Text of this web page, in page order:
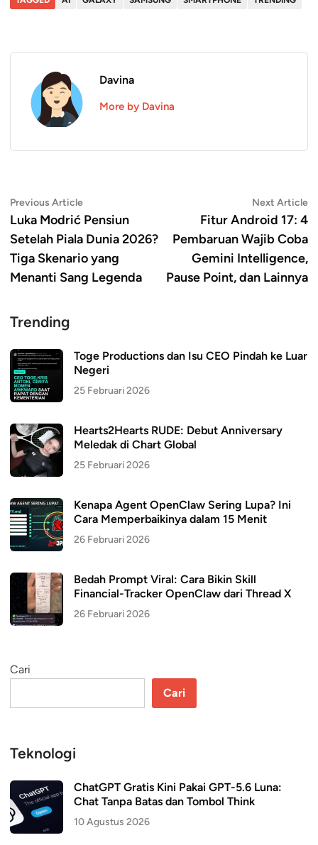
Davina
More by Davina
Navigasi
pos
Previous ArticlePrevious
article:
Luka Modrić Pensiun
Setelah Piala Dunia 2026?
Tiga Skenario yang
Menanti Sang Legenda
Next Article
Fitur Android 17: 4
Pembaruan Wajib Coba
Gemini Intelligence,
Pause Point, dan Lainnya
Trending
Toge Productions dan Isu CEO Pindah ke Luar
Negeri
25 Februari 2026
Hearts2Hearts RUDE: Debut Anniversary
Meledak di Chart Global
25 Februari 2026
Kenapa Agent OpenClaw Sering Lupa? Ini
Cara Memperbaikinya dalam 15 Menit
26 Februari 2026
Bedah Prompt Viral: Cara Bikin Skill
Financial-Tracker OpenClaw dari Thread X
26 Februari 2026
Cari
Cari
Teknologi
ChatGPT Gratis Kini Pakai GPT-5.6 Luna:
Chat Tanpa Batas dan Tombol Think
10 Agustus 2026